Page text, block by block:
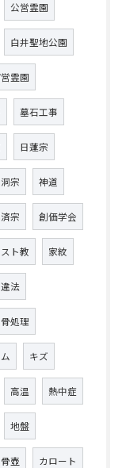
公営霊園
白井聖地公園
霊園
墓石工事
日蓮宗
宗 神道
宗 創価学会
ト教 家紋
違法
処理
キズ
高温 熱中症
地盤
骨壺 カロート